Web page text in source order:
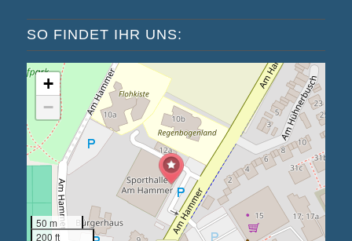
SO FINDET IHR UNS:
+
−
50 m
200 ft